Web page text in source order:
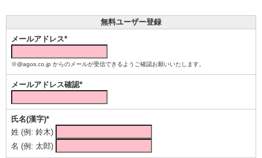
無料ユーザー登録
メールアドレス*
※@agos.co.jp からのメールが受信できるようご確認お願いいたします。
メールアドレス確認*
氏名(漢字)*
姓 (例: 鈴木)
名 (例: 太郎)